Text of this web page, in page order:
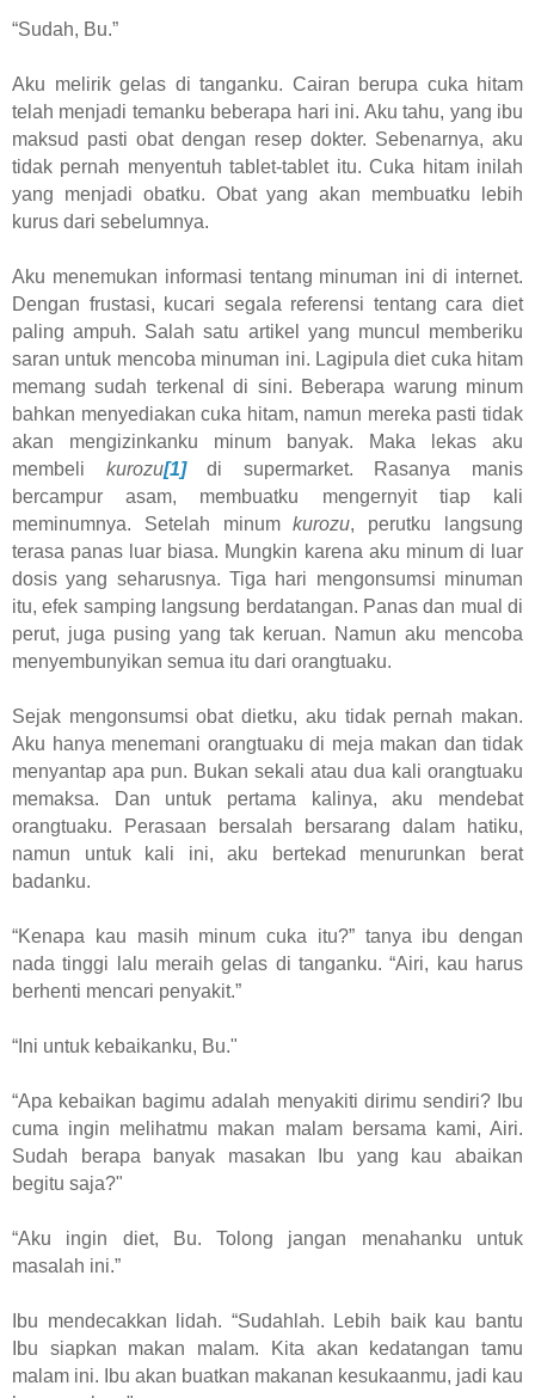
“Sudah, Bu.”
Aku melirik gelas di tanganku. Cairan berupa cuka hitam
telah menjadi temanku beberapa hari ini. Aku tahu, yang ibu
maksud pasti obat dengan resep dokter. Sebenarnya, aku
tidak pernah menyentuh tablet-tablet itu. Cuka hitam inilah
yang menjadi obatku. Obat yang akan membuatku lebih
kurus dari sebelumnya.
Aku menemukan informasi tentang minuman ini di internet.
Dengan frustasi, kucari segala referensi tentang cara diet
paling ampuh. Salah satu artikel yang muncul memberiku
saran untuk mencoba minuman ini. Lagipula diet cuka hitam
memang sudah terkenal di sini. Beberapa warung minum
bahkan menyediakan cuka hitam, namun mereka pasti tidak
akan mengizinkanku minum banyak. Maka lekas aku
membeli kurozu[1]di supermarket. Rasanya manis
bercampur asam, membuatku mengernyit tiap kali
meminumnya. Setelah minumkurozu, perutku langsung
terasa panas luar biasa. Mungkin karena aku minum di luar
dosis yang seharusnya. Tiga hari mengonsumsi minuman
itu, efek samping langsung berdatangan. Panas dan mual di
perut, juga pusing yang tak keruan. Namun aku mencoba
menyembunyikan semua itu dari orangtuaku.
Sejak mengonsumsi obat dietku, aku tidak pernah makan.
Aku hanya menemani orangtuaku di meja makan dan tidak
menyantap apa pun. Bukan sekali atau dua kali orangtuaku
memaksa. Dan untuk pertama kalinya, aku mendebat
orangtuaku. Perasaan bersalah bersarang dalam hatiku,
namun untuk kali ini, aku bertekad menurunkan berat
badanku.
“Kenapa kau masih minum cuka itu?” tanya ibu dengan
nada tinggi lalu meraih gelas di tanganku. “Airi, kau harus
berhenti mencari penyakit.”
“Ini untuk kebaikanku, Bu."
“Apa kebaikan bagimu adalah menyakiti dirimu sendiri? Ibu
cuma ingin melihatmu makan malam bersama kami, Airi.
Sudah berapa banyak masakan Ibu yang kau abaikan
begitu saja?"
“Aku ingin diet, Bu. Tolong jangan menahanku untuk
masalah ini.”
Ibu mendecakkan lidah. “Sudahlah. Lebih baik kau bantu
Ibu siapkan makan malam. Kita akan kedatangan tamu
malam ini. Ibu akan buatkan makanan kesukaanmu, jadi kau